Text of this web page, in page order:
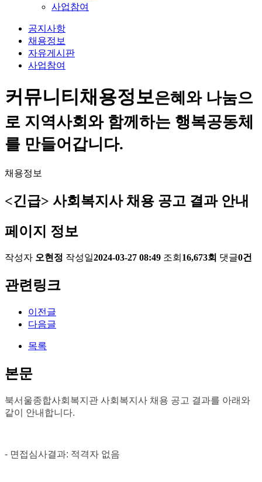
사업참여
공지사항
채용정보
자유게시판
사업참여
커뮤니티채용정보은혜와 나눔으
로 지역사회와 함께하는 행복공동체
를 만들어갑니다.
채용정보
<긴급> 사회복지사 채용 공고 결과 안내
페이지 정보
작성자 오현정 작성일2024-03-27 08:49 조회 16,673회 댓글0건
관련링크
이전글
다음글
목록
본문
북서울종합사회복지관 사회복지사 채용 공고 결과를 아래와
같이 안내합니다.
- 면접심사결과: 적격자 없음